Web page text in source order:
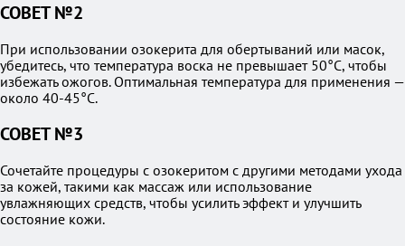
СОВЕТ №2
При использовании озокерита для обертываний или масок,
убедитесь, что температура воска не превышает 50°C, чтобы
избежать ожогов. Оптимальная температура для применения —
около 40-45°C.
СОВЕТ №3
Сочетайте процедуры с озокеритом с другими методами ухода
за кожей, такими как массаж или использование
увлажняющих средств, чтобы усилить эффект и улучшить
состояние кожи.